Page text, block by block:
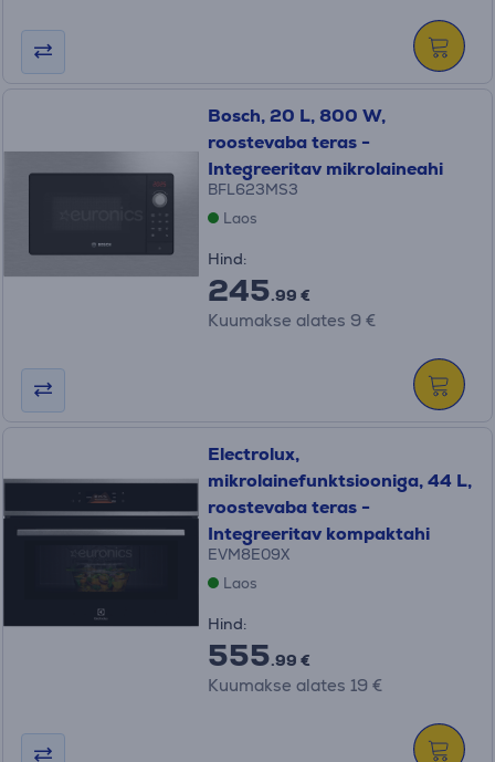
Bosch, 20 L, 800 W,
roostevaba teras -
Integreeritav mikrolaineahi
BFL623MS3
Laos
Hind:
245.99 €
Kuumakse alates 9 €
Electrolux,
mikrolainefunktsiooniga, 44 L,
roostevaba teras -
Integreeritav kompaktahi
EVM8E09X
Laos
Hind:
555.99 €
Kuumakse alates 19 €